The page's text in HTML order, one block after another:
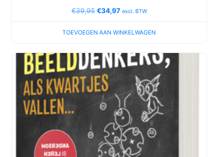
€39,95 €34,97 excl. BTW
TOEVOEGEN AAN WINKELWAGEN